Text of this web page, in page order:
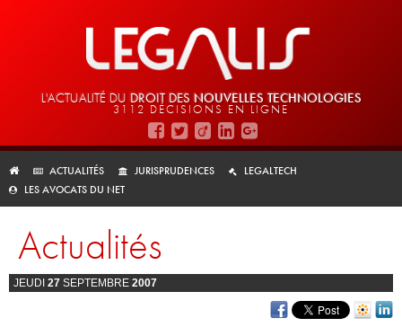
L'ACTUALITÉ DU DROIT DES NOUVELLES TECHNOLOGIES
3112 DÉCISIONS EN LIGNE
ACTUALITÉS JURISPRUDENCES
LEGALTECH
LES AVOCATS DU NET
Actualités
JEUDI 27 SEPTEMBRE 2007